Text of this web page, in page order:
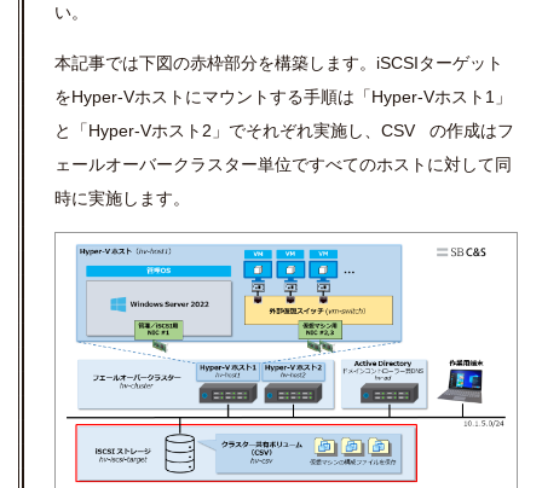
い。
本記事では下図の赤枠部分を構築します。iSCSIターゲット
をHyper-Vホストにマウントする手順は「Hyper-Vホスト1」
と「Hyper-Vホスト2」でそれぞれ実施し、CSV の作成はフ
ェールオーバークラスター単位ですべてのホストに対して同
時に実施します。